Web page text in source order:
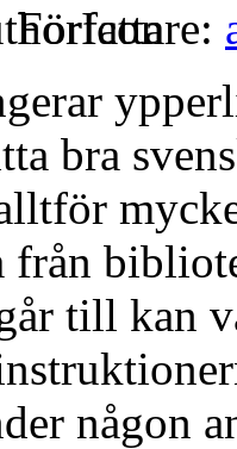
Författare:
bra
till kan
någon